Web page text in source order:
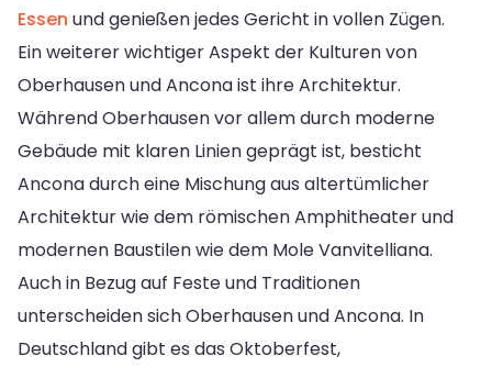
Essen und genießen jedes Gericht in vollen Zügen.
Ein weiterer wichtiger Aspekt der Kulturen von
Oberhausen und Ancona ist ihre Architektur.
Während Oberhausen vor allem durch moderne
Gebäude mit klaren Linien geprägt ist, besticht
Ancona durch eine Mischung aus altertümlicher
Architektur wie dem römischen Amphitheater und
modernen Baustilen wie dem Mole Vanvitelliana.
Auch in Bezug auf Feste und Traditionen
unterscheiden sich Oberhausen und Ancona. In
Deutschland gibt es das Oktoberfest,